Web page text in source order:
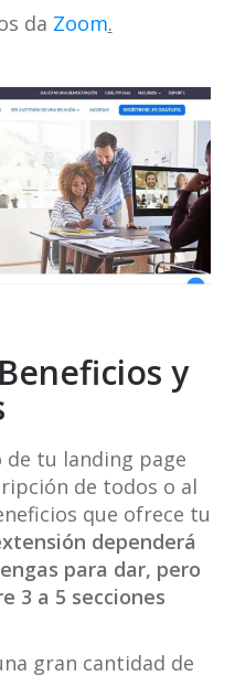
da Zoom.
y
tu landing page
de todos o al
que ofrece tu
dependerá
para dar, pero
3 a 5 secciones
gran cantidad de